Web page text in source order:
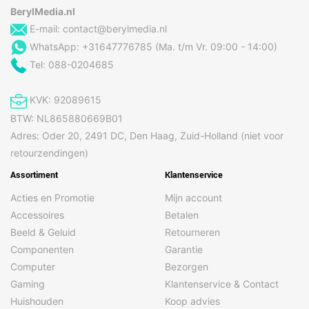
scherpstellen
Beeldstabilisator
Ja
Cameraflitser
achterzijde
Diafragmaopening van
de derde achtercamera
Digitale zoom
Macrofotografie
Maximale
beeldsnelheid
30 fps
Nachtmodus
Opnameresolutie
3840 x 2160 Pixels
Resolutie camera
achterzijde (numeriek)
50 MP
Resolutie camera 12 MP
BerylMedia.nl
E-mail: contact@berylmedia.nl
WhatsApp: +31647776785 (Ma. t/m Vr. 09:00 - 14:00)
Tel: 088-0204685
KVK: 92089615
BTW: NL865880669B01
Adres: Oder 20, 2491 DC, Den Haag, Zuid-Holland (niet voor
retourzendingen)
Assortiment
Acties en Promotie
Accessoires
Beeld & Geluid
Componenten
Computer
Gaming
Huishouden
Klantenservice
Mijn account
Betalen
Retourneren
Garantie
Bezorgen
Klantenservice & Contact
Koop advies